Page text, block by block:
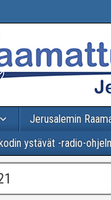
Jerusalemin
ystävät -radio-